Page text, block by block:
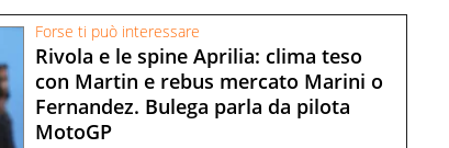
Forse ti può interessare
Rivola e le spine Aprilia: clima teso
con Martin e rebus mercato Marini o
Fernandez. Bulega parla da pilota
MotoGP